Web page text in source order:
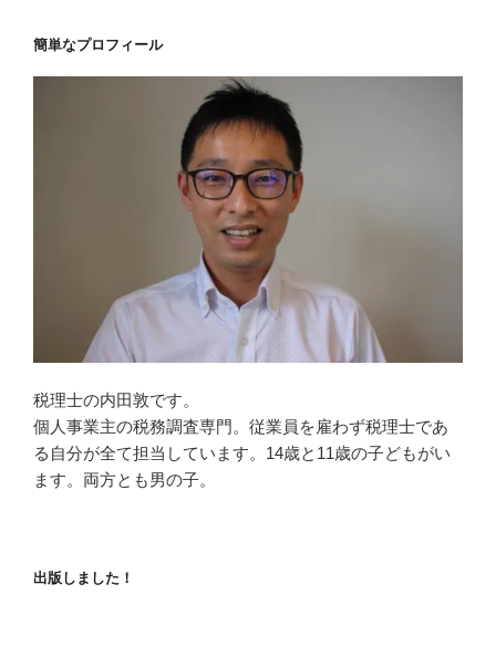
簡単なプロフィール
税理士の内田敦です。
個人事業主の税務調査専門。従業員を雇わず税理士であ
る自分が全て担当しています。14歳と11歳の子どもがい
ます。両方とも男の子。
出版しました！